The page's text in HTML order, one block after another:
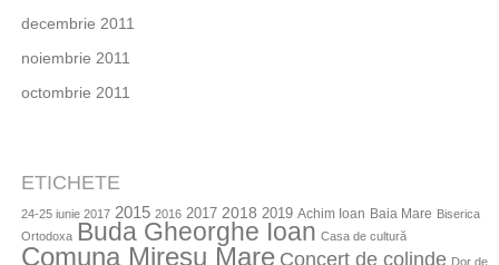
decembrie 2011
noiembrie 2011
octombrie 2011
ETICHETE
24-25 iunie 2017 2015 2016 2017 2018 2019 Achim Ioan Baia Mare Biserica
Ortodoxa
Buda Gheorghe Ioan Casa de cultură
Comuna Mireșu Mare Concert de colinde Dor de